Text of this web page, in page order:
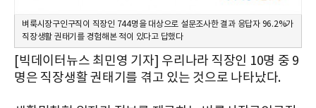
벼룩시장구인구직이 직장인 744명을 대상으로 설문조사한 결과 응답자 96.2%가
직장생활 권태기를 경험해본 적이 있다고 답했다
[빅데이터뉴스 최민영 기자] 우리나라 직장인 10명 중 9
명은 직장생활 권태기를 겪고 있는 것으로 나타났다.